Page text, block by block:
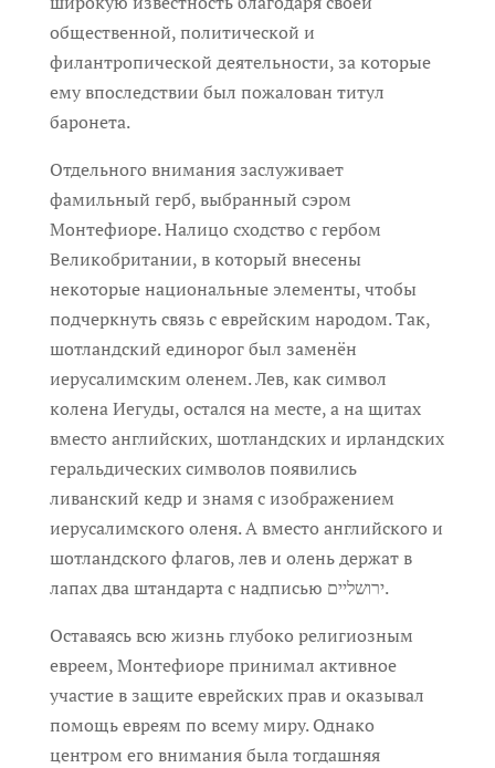
общественной, политической и
филантропической деятельности, за которые
ему впоследствии был пожалован титул
баронета.
Отдельного внимания заслуживает
фамильный герб, выбранный сэром
Монтефиоре. Налицо сходство с гербом
Великобритании, в который внесены
некоторые национальные элементы, чтобы
подчеркнуть связь с еврейским народом. Так,
шотландский единорог был заменён
иерусалимским оленем. Лев, как символ
колена Иегуды, остался на месте, а на щитах
вместо английских, шотландских и ирландских
геральдических символов появились
ливанский кедр и знамя с изображением
иерусалимского оленя. А вместо английского и
шотландского флагов, лев и олень держат в
лапах два штандарта с надписью ירושליים.
Оставаясь всю жизнь глубоко религиозным
евреем, Монтефиоре принимал активное
участие в защите еврейских прав и оказывал
помощь евреям по всему миру. Однако
центром его внимания была тогдашняя